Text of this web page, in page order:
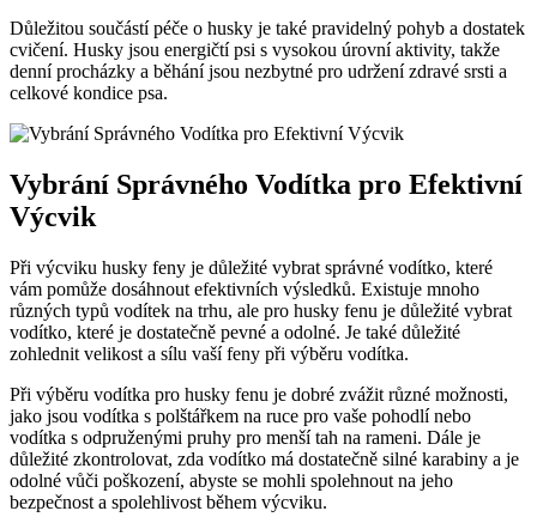
Důležitou součástí péče o husky je také pravidelný pohyb a dostatek
cvičení. Husky jsou energičtí psi s vysokou úrovní aktivity, takže
denní procházky a běhání jsou nezbytné pro udržení zdravé srsti a
celkové kondice psa.
Vybrání Správného Vodítka pro Efektivní
Výcvik
Při výcviku husky feny je důležité vybrat správné vodítko, které
vám pomůže dosáhnout efektivních výsledků. Existuje mnoho
různých typů vodítek na trhu, ale pro husky fenu je důležité vybrat
vodítko, které je dostatečně pevné a odolné. Je také důležité
zohlednit velikost a sílu vaší feny při výběru vodítka.
Při výběru vodítka pro husky fenu je dobré zvážit různé možnosti,
jako jsou vodítka s polštářkem na ruce pro vaše pohodlí nebo
vodítka s odpruženými pruhy pro menší tah na rameni. Dále je
důležité zkontrolovat, zda vodítko má dostatečně silné karabiny a je
odolné vůči poškození, abyste se mohli spolehnout na jeho
bezpečnost a spolehlivost během výcviku.